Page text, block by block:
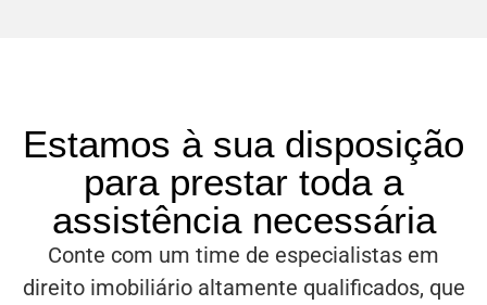
Estamos à sua disposição
para prestar toda a
assistência necessária
Conte com um time de especialistas em
direito imobiliário altamente qualificados, que